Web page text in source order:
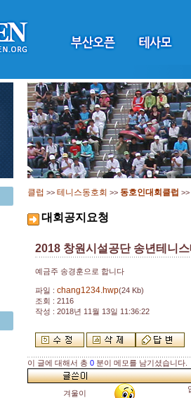
클럽 >> 테니스동호회 >> 동호인대회클럽 >>
대회공지요청
2018 창원시설공단 송년테니
예금주 송경훈으로 합니다
파일 : chang1234.hwp(24 Kb)
조회 : 2116
작성 : 2018년 11월 13일 11:36:22
이 글에 대해서 총 0 분이 메모를 남기셨습니다.
겨울이